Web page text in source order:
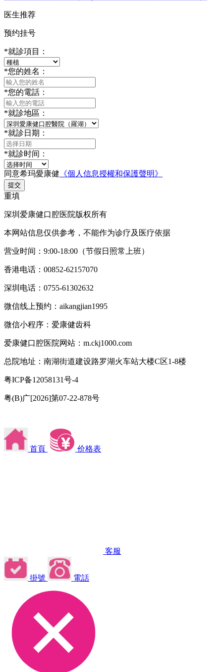
医生推荐
预约挂号
*就診項目：
*您的姓名：
*您的電話：
*就診地區：
*就診日期：
*就診时间：
同意希玛愛康健 《個人信息授權和保護聲明》
提交
重填
深圳爱康健口腔医院版权所有
本网站信息仅供参考，不能作为诊疗及医疗依据
营业时间：9:00-18:00（节假日照常上班）
香港电话：00852-62157070
深圳电话：0755-61302632
微信线上预约：aikangjian1995
微信小程序：爱康健齿科
爱康健口腔医院网站：m.ckj1000.com
总院地址：南湖街道建设路罗湖火车站大楼C区1-8楼
粤ICP备12058131号-4
粤(B)广[2026]第07-22-878号
首頁 价格表
客服
掛號 電話